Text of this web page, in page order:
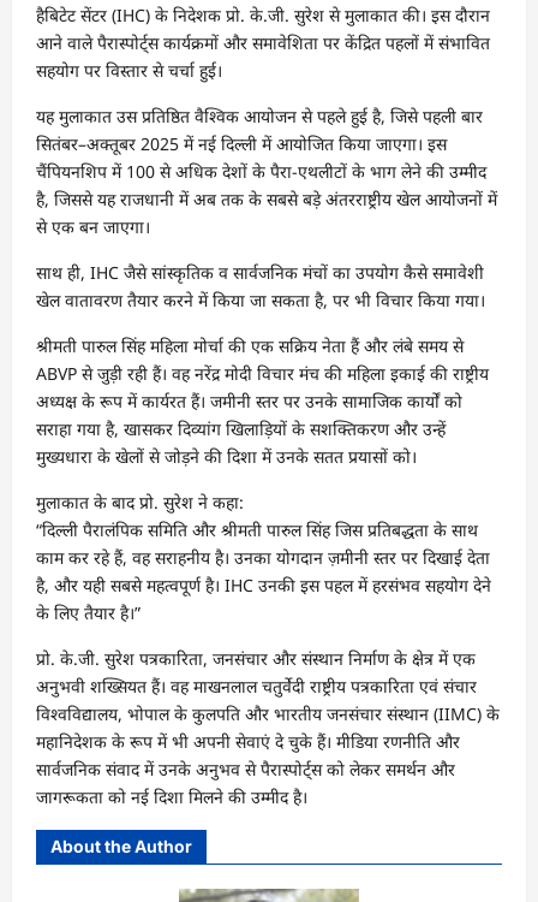
हैबिटेट सेंटर (IHC) के निदेशक प्रो. के.जी. सुरेश से मुलाकात की। इस दौरान
आने वाले पैरास्पोर्ट्स कार्यक्रमों और समावेशिता पर केंद्रित पहलों में संभावित
सहयोग पर विस्तार से चर्चा हुई।
यह मुलाकात उस प्रतिष्ठित वैश्विक आयोजन से पहले हुई है, जिसे पहली बार
सितंबर–अक्तूबर 2025 में नई दिल्ली में आयोजित किया जाएगा। इस
चैंपियनशिप में 100 से अधिक देशों के पैरा-एथलीटों के भाग लेने की उम्मीद
है, जिससे यह राजधानी में अब तक के सबसे बड़े अंतरराष्ट्रीय खेल आयोजनों में
से एक बन जाएगा।
साथ ही, IHC जैसे सांस्कृतिक व सार्वजनिक मंचों का उपयोग कैसे समावेशी
खेल वातावरण तैयार करने में किया जा सकता है, पर भी विचार किया गया।
श्रीमती पारुल सिंह महिला मोर्चा की एक सक्रिय नेता हैं और लंबे समय से
ABVP से जुड़ी रही हैं। वह नरेंद्र मोदी विचार मंच की महिला इकाई की राष्ट्रीय
अध्यक्ष के रूप में कार्यरत हैं। जमीनी स्तर पर उनके सामाजिक कार्यों को
सराहा गया है, खासकर दिव्यांग खिलाड़ियों के सशक्तिकरण और उन्हें
मुख्यधारा के खेलों से जोड़ने की दिशा में उनके सतत प्रयासों को।
मुलाकात के बाद प्रो. सुरेश ने कहा:
“दिल्ली पैरालंपिक समिति और श्रीमती पारुल सिंह जिस प्रतिबद्धता के साथ
काम कर रहे हैं, वह सराहनीय है। उनका योगदान ज़मीनी स्तर पर दिखाई देता
है, और यही सबसे महत्वपूर्ण है। IHC उनकी इस पहल में हरसंभव सहयोग देने
के लिए तैयार है।”
प्रो. के.जी. सुरेश पत्रकारिता, जनसंचार और संस्थान निर्माण के क्षेत्र में एक
अनुभवी शख्सियत हैं। वह माखनलाल चतुर्वेदी राष्ट्रीय पत्रकारिता एवं संचार
विश्वविद्यालय, भोपाल के कुलपति और भारतीय जनसंचार संस्थान (IIMC) के
महानिदेशक के रूप में भी अपनी सेवाएं दे चुके हैं। मीडिया रणनीति और
सार्वजनिक संवाद में उनके अनुभव से पैरास्पोर्ट्स को लेकर समर्थन और
जागरूकता को नई दिशा मिलने की उम्मीद है।
About the Author